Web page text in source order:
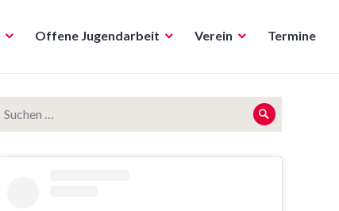
Offene Jugendarbeit Verein Termine
nach:
Suche